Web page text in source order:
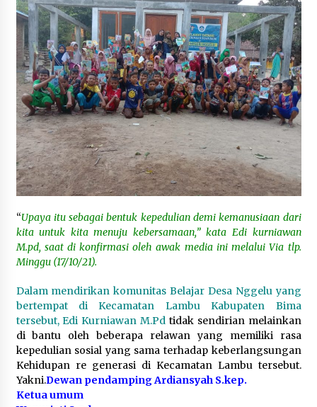
“Upaya itu sebagai bentuk kepedulian demi kemanusiaan dari
kita untuk kita menuju kebersamaan,” kata Edi kurniawan
M.pd, saat di konfirmasi oleh awak media ini melalui Via tlp.
Minggu (17/10/21).
Dalam mendirikan komunitas Belajar Desa Nggelu yang
bertempat di Kecamatan Lambu Kabupaten Bima
tersebut, Edi Kurniawan M.Pd tidak sendirian melainkan
di bantu oleh beberapa relawan yang memiliki rasa
kepedulian sosial yang sama terhadap keberlangsungan
Kehidupan re generasi di Kecamatan Lambu tersebut.
Yakni.Dewan pendamping Ardiansyah S.kep.
Ketua umum